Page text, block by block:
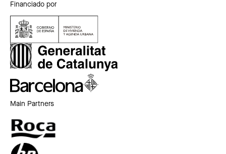
Financiado por
Main Partners